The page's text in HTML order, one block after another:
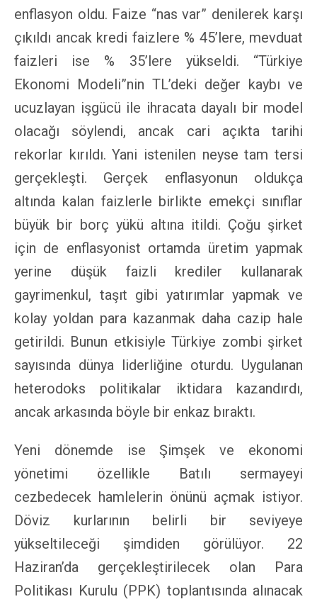
enflasyon oldu. Faize “nas var” denilerek karşı
çıkıldı ancak kredi faizlere % 45’lere, mevduat
faizleri ise % 35’lere yükseldi. “Türkiye
Ekonomi Modeli”nin TL’deki değer kaybı ve
ucuzlayan işgücü ile ihracata dayalı bir model
olacağı söylendi, ancak cari açıkta tarihi
rekorlar kırıldı. Yani istenilen neyse tam tersi
gerçekleşti. Gerçek enflasyonun oldukça
altında kalan faizlerle birlikte emekçi sınıflar
büyük bir borç yükü altına itildi. Çoğu şirket
için de enflasyonist ortamda üretim yapmak
yerine düşük faizli krediler kullanarak
gayrimenkul, taşıt gibi yatırımlar yapmak ve
kolay yoldan para kazanmak daha cazip hale
getirildi. Bunun etkisiyle Türkiye zombi şirket
sayısında dünya liderliğine oturdu. Uygulanan
heterodoks politikalar iktidara kazandırdı,
ancak arkasında böyle bir enkaz bıraktı.
Yeni dönemde ise Şimşek ve ekonomi
yönetimi özellikle Batılı sermayeyi
cezbedecek hamlelerin önünü açmak istiyor.
Döviz kurlarının belirli bir seviyeye
yükseltileceği şimdiden görülüyor. 22
Haziran’da gerçekleştirilecek olan Para
Politikası Kurulu (PPK) toplantısında alınacak